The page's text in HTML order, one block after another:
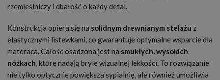
rzemieślniczy i dbałość o każdy detal.
Konstrukcja opiera się na solidnym drewnianym stelażu z
elastycznymi listewkami, co gwarantuje optymalne wsparcie dla
materaca. Całość osadzona jest na smukłych, wysokich
nóżkach, które nadają bryle wizualnej lekkości. To rozwiązanie
nie tylko optycznie powiększa sypialnię, ale również umożliwia